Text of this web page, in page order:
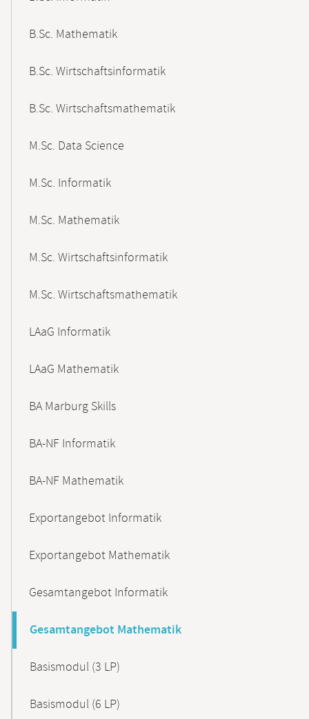
B.Sc. Mathematik
B.Sc. Wirtschaftsinformatik
B.Sc. Wirtschaftsmathematik
M.Sc. Data Science
M.Sc. Informatik
M.Sc. Mathematik
M.Sc. Wirtschaftsinformatik
M.Sc. Wirtschaftsmathematik
LAaG Informatik
LAaG Mathematik
BA Marburg Skills
BA-NF Informatik
BA-NF Mathematik
Exportangebot Informatik
Exportangebot Mathematik
Gesamtangebot Informatik
Gesamtangebot Mathematik
Basismodul (3 LP)
Basismodul (6 LP)